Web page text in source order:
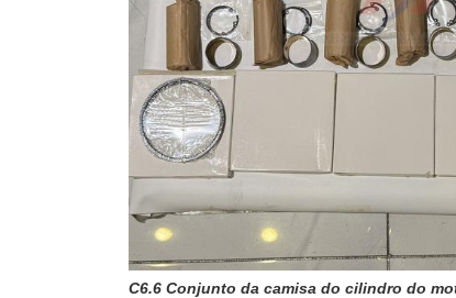
C6.6 Conjunto da camisa do cilindro do